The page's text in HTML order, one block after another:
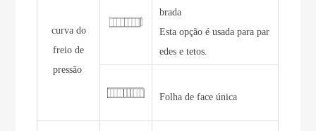
curva do
freio de
pressão
brada
Esta opção é usada para par
edes e tetos.
Folha de face única